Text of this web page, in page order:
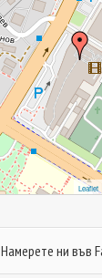
Leaflet
Намерете ни във